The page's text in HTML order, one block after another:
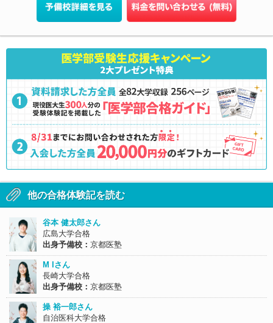
他の合格体験記を読む
谷本 健太郎さん
広島大学合格
出身予備校： 京都医塾
M Iさん
長崎大学合格
出身予備校： 京都医塾
操 裕一郎さん
自治医科大学合格